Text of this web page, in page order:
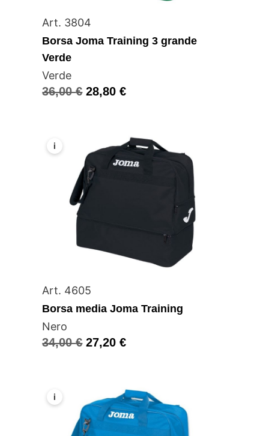
Art. 3804
Borsa Joma Training 3 grande
Verde
Verde
36,00€ 28,80€
i
Art. 4605
Borsa media Joma Training
Nero
34,00€ 27,20€
i